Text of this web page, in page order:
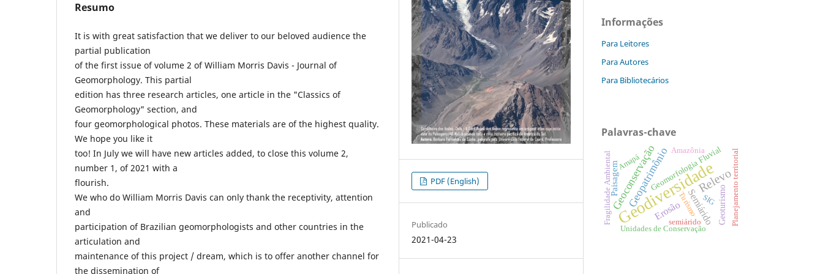
Resumo
It is with great satisfaction that we deliver to our beloved audience the
partial publication
of the first issue of volume 2 of William Morris Davis - Journal of
Geomorphology. This partial
edition has three research articles, one article in the "Classics of
Geomorphology" section, and
four geomorphological photos. These materials are of the highest quality.
We hope you like it
too! In July we will have new articles added, to close this volume 2,
number 1, of 2021 with a
flourish.
We who do William Morris Davis can only thank the receptivity, attention
and
participation of Brazilian geomorphologists and other countries in the
articulation and
maintenance of this project / dream, which is to offer another channel for
the dissemination of
PDF (English)
Publicado
2021-04-23
Informações
Para Leitores
Para Autores
Para Bibliotecários
Palavras-chave
Geodiversidade
Relevo
Geoconservação
Geopatrimônio Semiárido
Erosão
Paisagem
Geoturismo
Geomorfologia Fluvial
Fragilidade Ambiental Turismo Planejamento territorial
Unidades de Conservação
Amazônia
Amapá
semiárido
SIG